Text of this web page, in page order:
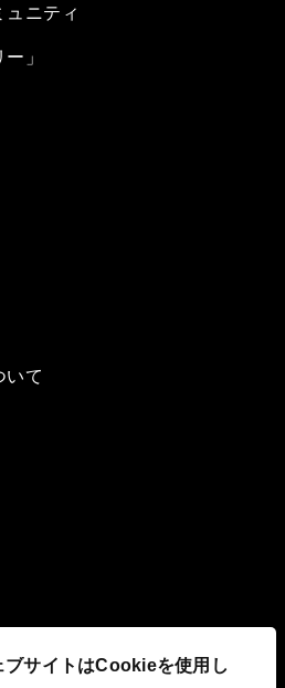
ブサイトはCookieを使用し
ュニティ
」
いて
組み